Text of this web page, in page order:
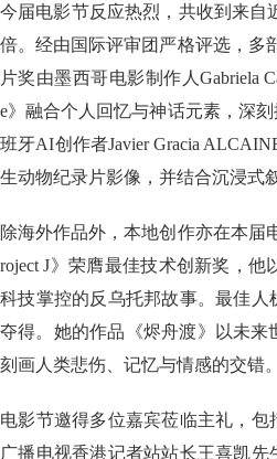
今届电影节反应热烈，共收到来自
倍。经由国际评审团严格评选，多
片奖由墨西哥电影制作人Gabriela
e》融合个人回忆与神话元素，深
班牙AI创作者Javier Gracia
生动物纪录片影像，并结合沉浸式
除海外作品外，本地创作亦在本
roject J》荣膺最佳技术创新奖，
科技掌控的反乌托邦故事。最佳
夺得。她的作品《烬舟渡》以未
刻画人类悲伤、记忆与情感的交错。
电影节邀得多位嘉宾莅临主礼，
广播电视香港记者站站长王喜凯